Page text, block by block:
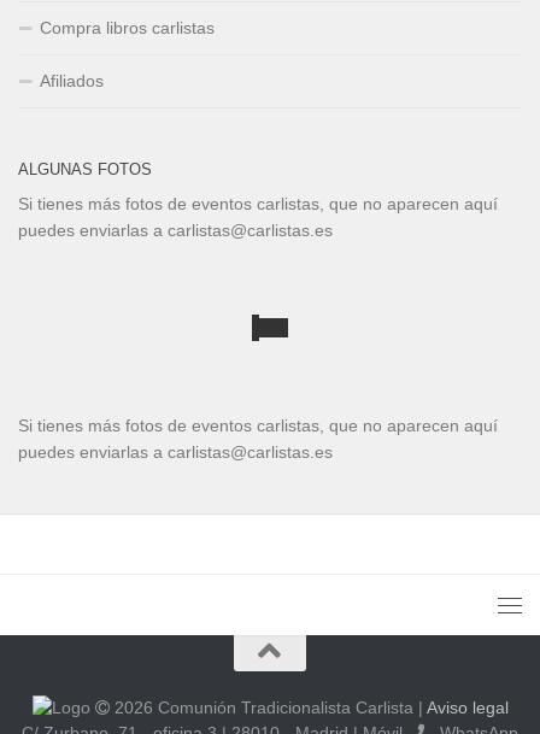
Compra libros carlistas
Afiliados
ALGUNAS FOTOS
Si tienes más fotos de eventos carlistas, que no aparecen aquí
puedes enviarlas a carlistas@carlistas.es
Si tienes más fotos de eventos carlistas, que no aparecen aquí
puedes enviarlas a carlistas@carlistas.es
2026 Comunión Tradicionalista Carlista | Aviso legal